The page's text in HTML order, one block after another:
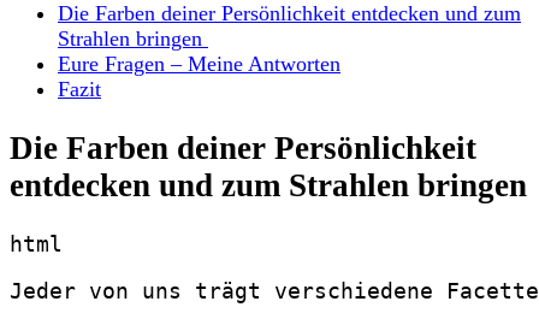
Die Farben deiner Persönlichkeit ​entdecken und zum
Strahlen bringen ⁢
Eure Fragen – Meine Antworten
Fazit
Die Farben deiner Persönlichkeit ​
entdecken und zum Strahlen bringen
Jeder von uns trägt verschiedene